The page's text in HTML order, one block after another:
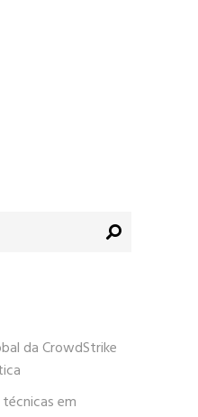
da CrowdStrike
em